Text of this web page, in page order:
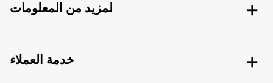
لمزيد من المعلومات
خدمة العملاء